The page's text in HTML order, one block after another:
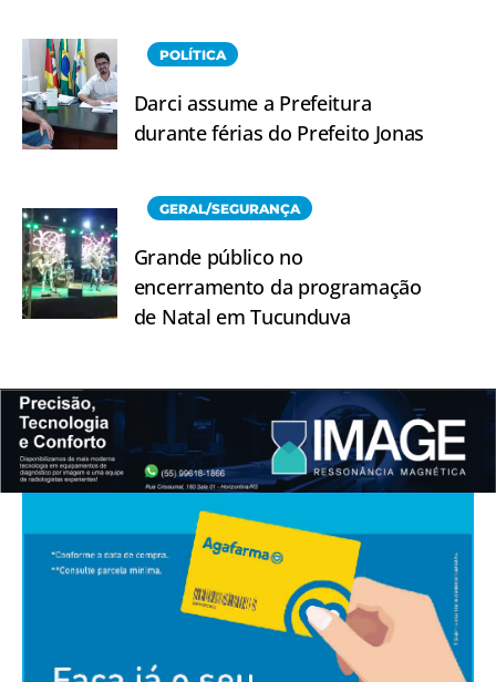
POLÍTICA
Darci assume a Prefeitura
durante férias do Prefeito Jonas
GERAL/SEGURANÇA
Grande público no
encerramento da programação
de Natal em Tucunduva